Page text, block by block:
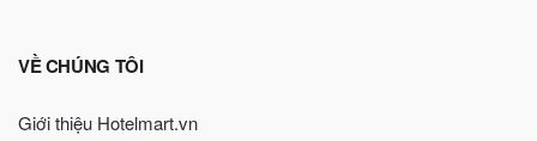
VỀ CHÚNG TÔI
Giới thiệu Hotelmart.vn